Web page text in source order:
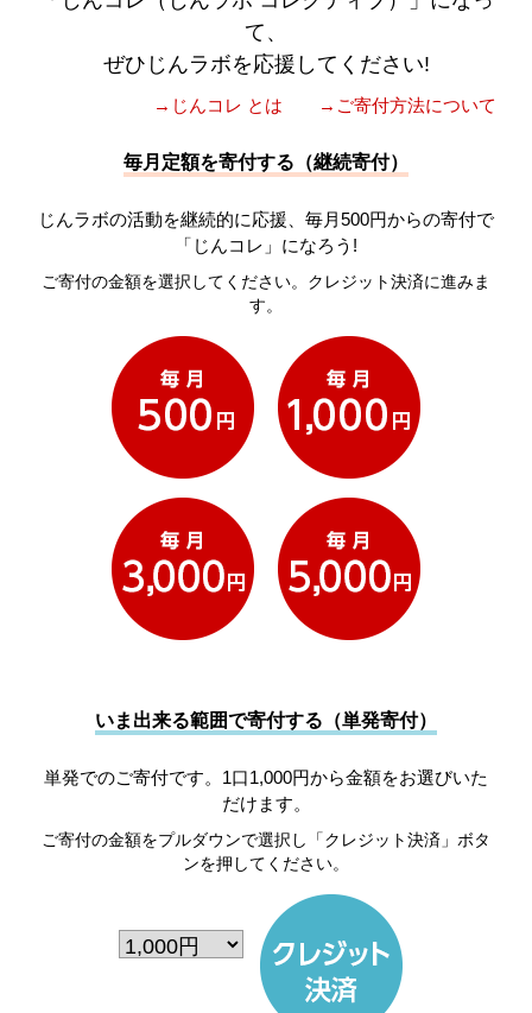
て、
ぜひじんラボを応援してください!
→じんコレ とは →ご寄付方法について
毎月定額を寄付する（継続寄付）
じんラボの活動を継続的に応援、毎月500円からの寄付で
「じんコレ」になろう!
ご寄付の金額を選択してください。クレジット決済に進みま
す。
いま出来る範囲で寄付する（単発寄付）
単発でのご寄付です。1口1,000円から金額をお選びいた
だけます。
ご寄付の金額をプルダウンで選択し「クレジット決済」ボタ
ンを押してください。